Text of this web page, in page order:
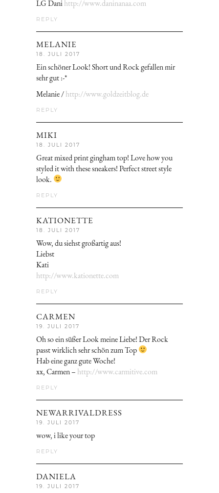
LG Danihttp://www.daninanaa.com
REPLY
MELANIE
18. JULI 2017
Ein schöner Look! Short und Rock gefallen mir
sehr gut :-*
Melanie /http://www.goldzeitblog.de
REPLY
MIKI
18. JULI 2017
Great mixed print gingham top! Love how you
styled it with these sneakers! Perfect street style
look.
REPLY
KATIONETTE
18. JULI 2017
Wow, du siehst großartig aus!
Liebst
Kati
http://www.kationette.com
REPLY
CARMEN
19. JULI 2017
Oh so ein süßer Look meine Liebe! Der Rock
passt wirklich sehr schön zum Top
Hab eine ganz gute Woche!
xx, Carmen – http://www.carmitive.com
REPLY
NEWARRIVALDRESS
19. JULI 2017
wow, i like your top
REPLY
DANIELA
19. JULI 2017